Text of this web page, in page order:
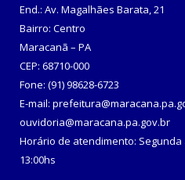
End.: Av. Magalhães Barata, 21
Bairro: Centro
Maracanã – PA
CEP: 68710-000
Fone: (91) 98628-6723
E-mail:
ouvidoria@maracana.pa.gov.br
Horário de atendimento: Segunda
13:00hs